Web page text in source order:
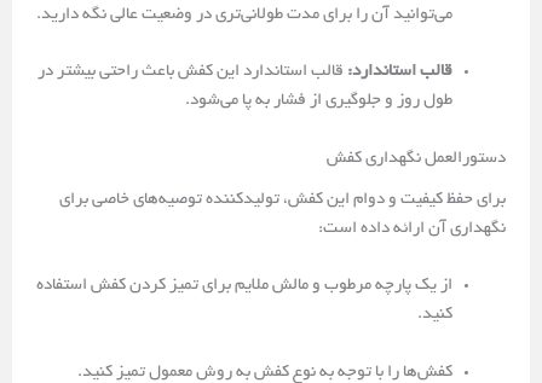
می‌توانید آن را برای مدت طولانی‌تری در وضعیت عالی نگه دارید.
قالب استاندارد: قالب استاندارد این کفش باعث راحتی بیشتر در
طول روز و جلوگیری از فشار به پا می‌شود.
دستورالعمل نگهداری کفش
برای حفظ کیفیت و دوام این کفش، تولیدکننده توصیه‌های خاصی برای
نگهداری آن ارائه داده است:
از یک پارچه مرطوب و مالش ملایم برای تمیز کردن کفش استفاده
کنید.
کفش‌ها را با توجه به نوع کفش به روش معمول تمیز کنید.